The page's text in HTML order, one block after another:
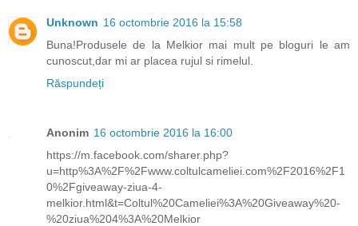
Unknown 16 octombrie 2016 la 15:58
Buna!Produsele de la Melkior mai mult pe bloguri le am
cunoscut,dar mi ar placea rujul si rimelul.
Răspundeți
Anonim 16 octombrie 2016 la 16:00
https://m.facebook.com/sharer.php?
u=http%3A%2F%2Fwww.coltulcameliei.com%2F2016%2F1
0%2Fgiveaway-ziua-4-
melkior.html&t=Coltul%20Cameliei%3A%20Giveaway%20-
%20ziua%204%3A%20Melkior